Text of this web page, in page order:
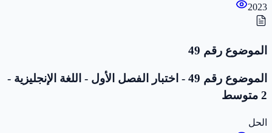
2023
الموضوع رقم 49
الموضوع رقم 49 - اختبار الفصل الأول - اللغة الإنجليزية -
2 متوسط
الحل